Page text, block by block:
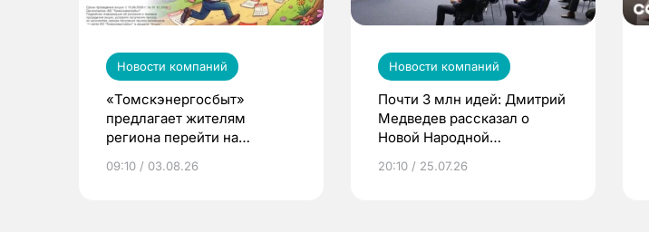
Новости компаний
«Томскэнергосбыт»
предлагает жителям
региона перейти на
выиграть призы
09:10 / 03.08.26
Новости компаний
Почти 3 млн идей: Дмитрий
Медведев рассказал о
Новой Народной
20:10 / 25.07.26